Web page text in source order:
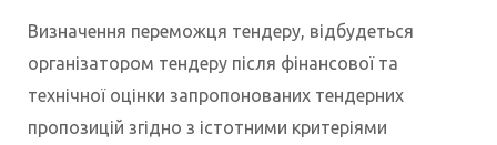
Визначення переможця тендеру, відбудеться
організатором тендеру після фінансової та
технічної оцінки запропонованих тендерних
пропозицій згідно з істотними критеріями